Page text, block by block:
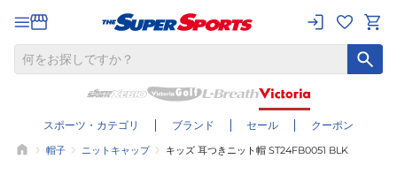
スポーツ・カテゴリ ブランド セール クーポン
帽子 ニットキャップ キッズ 耳つきニット帽 ST24FB0051 BLK